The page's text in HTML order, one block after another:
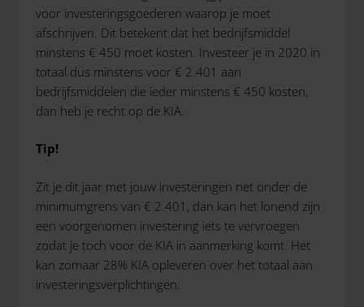
voor investeringsgoederen waarop je moet
afschrijven. Dit betekent dat het bedrijfsmiddel
minstens € 450 moet kosten. Investeer je in 2020 in
totaal dus minstens voor € 2.401 aan
bedrijfsmiddelen die ieder minstens € 450 kosten,
dan heb je recht op de KIA.
Tip!
Zit je dit jaar met jouw investeringen net onder de
minimumgrens van € 2.401, dan kan het lonend zijn
een voorgenomen investering iets te vervroegen
zodat je toch voor de KIA in aanmerking komt. Het
kan zomaar 28% KIA opleveren over het totaal aan
investeringsverplichtingen.